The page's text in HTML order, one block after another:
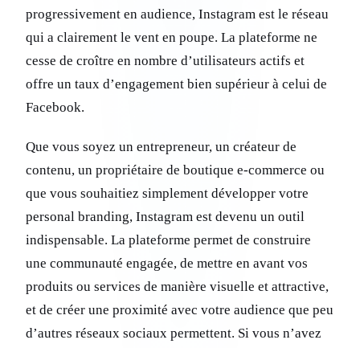
progressivement en audience, Instagram est le réseau
qui a clairement le vent en poupe. La plateforme ne
cesse de croître en nombre d’utilisateurs actifs et
offre un taux d’engagement bien supérieur à celui de
Facebook.
Que vous soyez un entrepreneur, un créateur de
contenu, un propriétaire de boutique e-commerce ou
que vous souhaitiez simplement développer votre
personal branding, Instagram est devenu un outil
indispensable. La plateforme permet de construire
une communauté engagée, de mettre en avant vos
produits ou services de manière visuelle et attractive,
et de créer une proximité avec votre audience que peu
d’autres réseaux sociaux permettent. Si vous n’avez